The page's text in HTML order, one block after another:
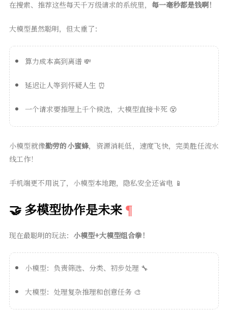
在搜索、推荐这些每天千万级请求的系统里， 每一毫秒都是钱啊！
大模型虽然聪明，但太重了：
算力成本高到离谱 💸
延迟让人等到怀疑人生 ⏰
一个请求要推理上千个候选，大模型直接卡死 😵
小模型就像勤劳的小蜜蜂，资源消耗低，速度飞快，完美胜任流水
线工作！
手机端更不用说了，小模型本地跑，隐私安全还省电 📱
🤝 多模型协作是未来
现在最聪明的玩法： 小模型+大模型组合拳！
小模型：负责筛选、分类、初步处理 🔧
大模型：处理复杂推理和创意任务 🎨